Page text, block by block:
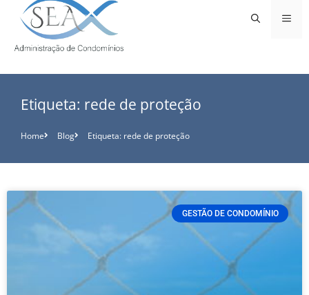
Etiqueta: rede de proteção
Home Blog Etiqueta: rede de proteção
GESTÃO DE CONDOMÍNIO